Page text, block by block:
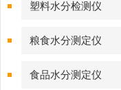
塑料水分检测仪
粮食水分测定仪
食品水分测定仪